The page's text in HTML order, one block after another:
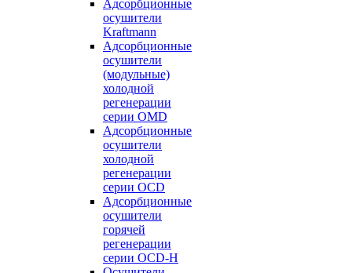
Адсорбционные
осушители
Kraftmann
Адсорбционные
осушители
(модульные)
холодной
регенерации
серии OMD
Адсорбционные
осушители
холодной
регенерации
серии OCD
Адсорбционные
осушители
горячей
регенерации
серии OСD-H